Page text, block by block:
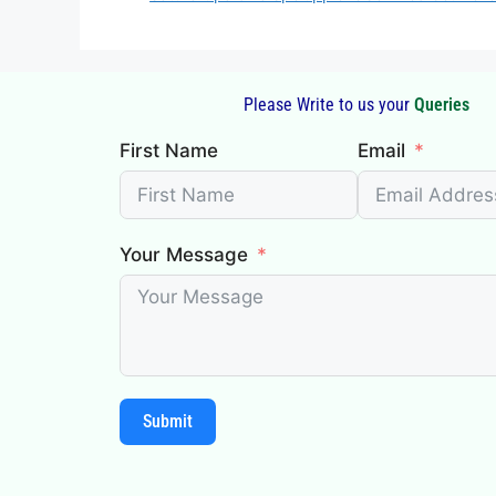
Please Write to us your
First Name Email
Your Message
Submit